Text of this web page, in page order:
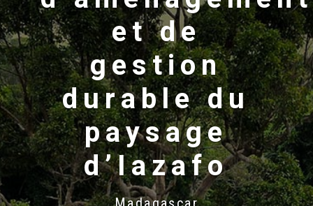
et de
gestion
durable du
paysage
d’Iazafo